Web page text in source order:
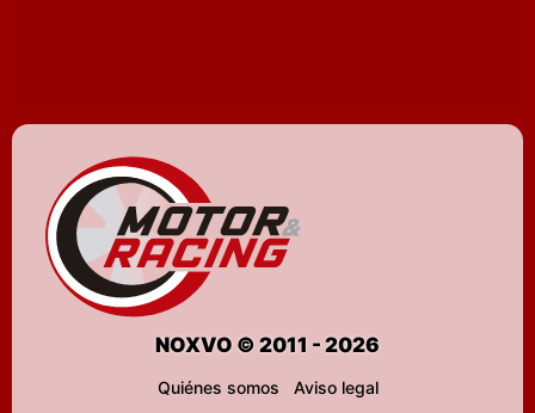
NOXVO © 2011 - 2026
Quiénes somos
Aviso legal